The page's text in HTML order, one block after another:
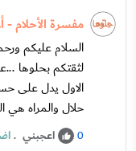
مفسرة الأحلام
السلام عليكم
لثقتكم بحلوها
الاول يدل على
حلال والمراه هي
0 اعجبني .